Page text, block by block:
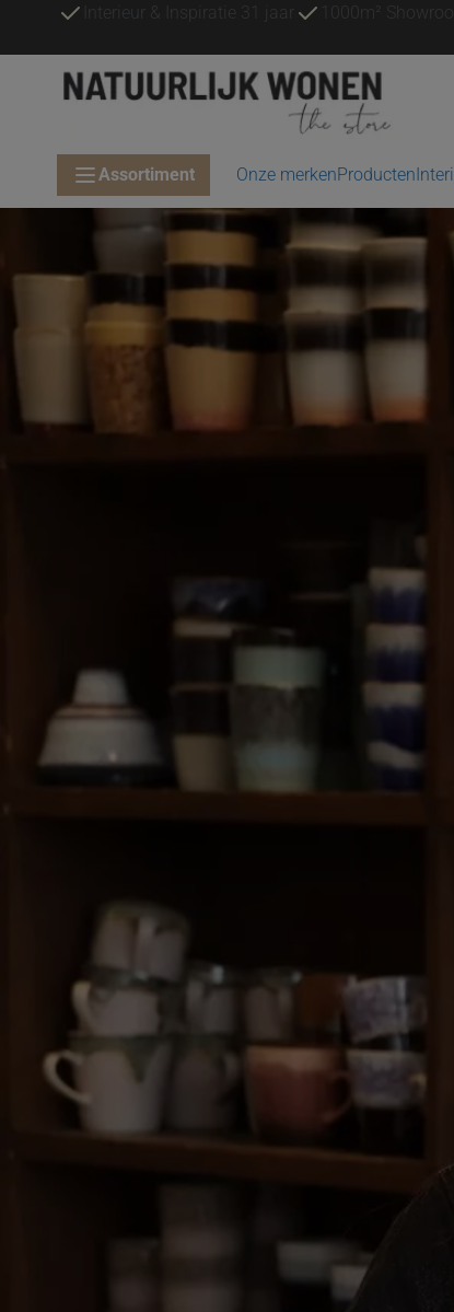
Interieur & Inspiratie 31 jaar 1000m²
Assortiment Onze merkenProducten